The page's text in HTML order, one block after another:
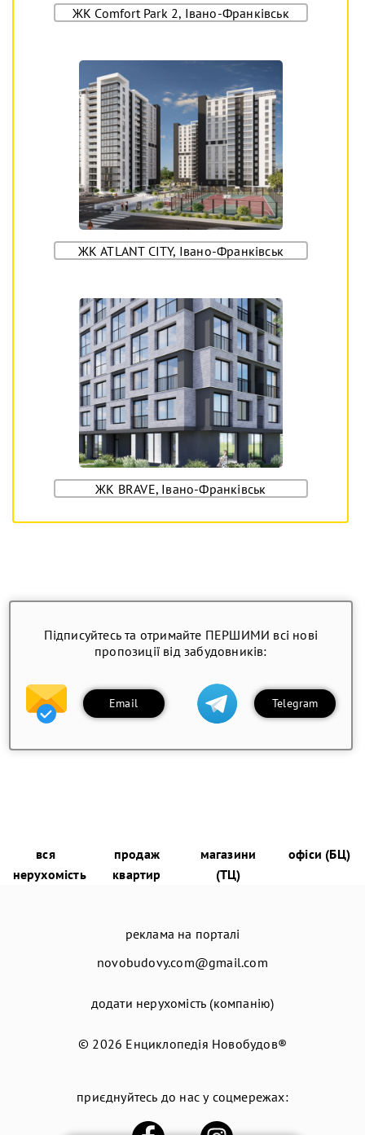
ЖК Comfort Park 2, Івано-Франківськ
ЖК ATLANT CITY, Івано-Франківськ
ЖК BRAVE, Івано-Франківськ
Підписуйтесь та отримайте ПЕРШИМИ всі нові
пропозиції від забудовників:
Email Telegram
вся
нерухомість
продаж
квартир
магазини
(ТЦ)
офіси (БЦ)
реклама на порталі
novobudovy.com@gmail.com
додати нерухомість (компанію)
© 2026 Енциклопедія Новобудов®
приєднуйтесь до нас у соцмережах: